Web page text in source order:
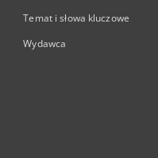
Temat i słowa kluczowe
Wydawca